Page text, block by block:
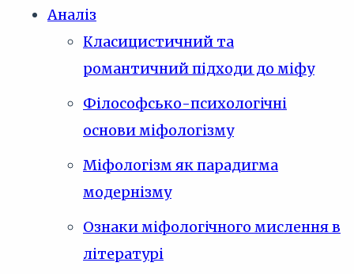
Аналіз
Класицистичний та
романтичний підходи до міфу
Філософсько-психологічні
основи міфологізму
Міфологізм як парадигма
модернізму
Ознаки міфологічного мислення в
літературі